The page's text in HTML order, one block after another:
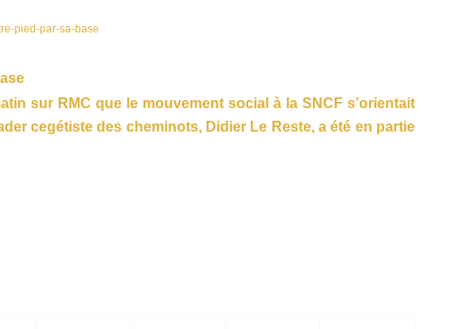
pied-par-sa-base
sur RMC que le mouvement social à la SNCF s’orientait
cegétiste des cheminots, Didier Le Reste, a été en partie